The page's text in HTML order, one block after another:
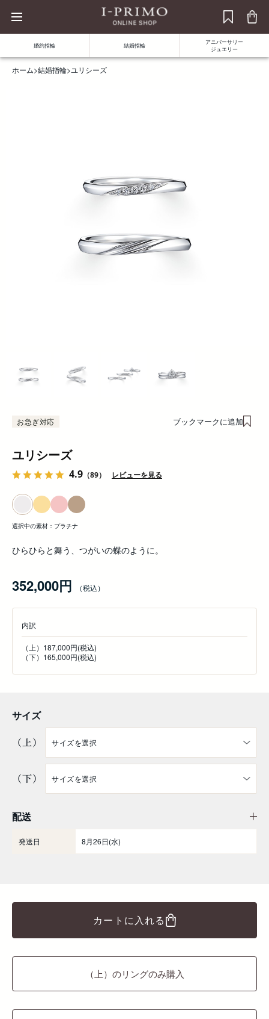
婚約指輪 結婚指輪
アニバーサリー
ジュエリー
ホーム>結婚指輪>ユリシーズ
お急ぎ対応 ブックマークに追加
ユリシーズ
4.9 （89） レビューを見る
選択中の素材： プラチナ
ひらひらと舞う、つがいの蝶のように。
352,000円
内訳
（上）187,000円(税込)
（下）165,000円(税込)
サイズ
（上）
（下）
配送
発送日 8月26日(水)
カートに入れる
（上）のリングのみ購入